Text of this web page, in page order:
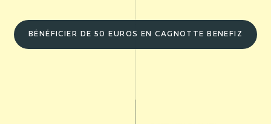
BÉNÉFICIER DE 50 EUROS EN CAGNOTTE BENEFIZ